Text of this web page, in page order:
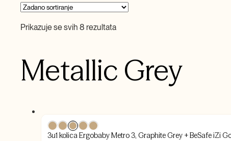
Prikazuje se svih 8 rezultata
Metallic Grey
3u1 kolica Ergobaby Metro 3, Graphite Grey + BeSafe iZi